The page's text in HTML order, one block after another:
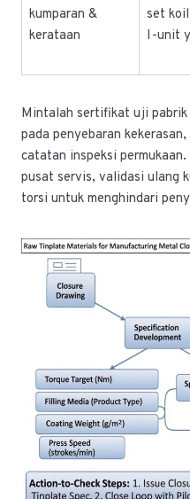
kumparan &
kerataan
set
I-unit
Mintalah sertifikat uji
pada penyebaran
catatan inspeksi
pusat servis, validasi ulang
torsi untuk menghindari